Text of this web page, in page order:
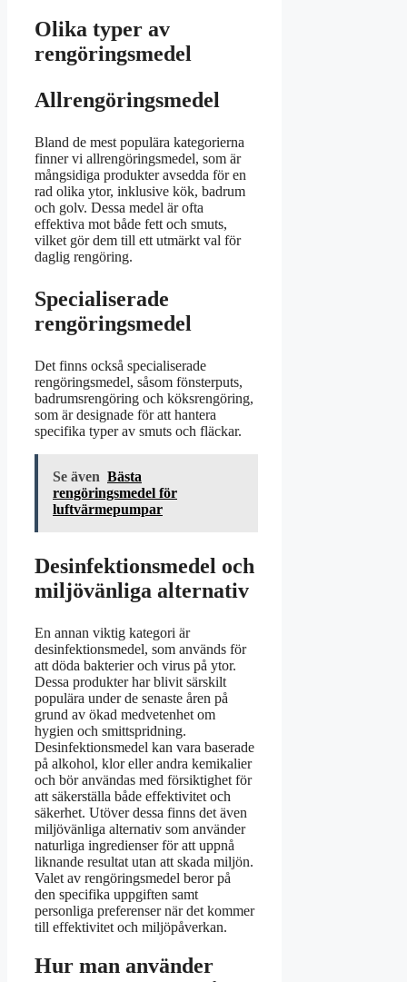
Olika typer av
rengöringsmedel
Allrengöringsmedel
Bland de mest populära kategorierna
finner vi allrengöringsmedel, som är
mångsidiga produkter avsedda för en
rad olika ytor, inklusive kök, badrum
och golv. Dessa medel är ofta
effektiva mot både fett och smuts,
vilket gör dem till ett utmärkt val för
daglig rengöring.
Specialiserade
rengöringsmedel
Det finns också specialiserade
rengöringsmedel, såsom fönsterputs,
badrumsrengöring och köksrengöring,
som är designade för att hantera
specifika typer av smuts och fläckar.
Se även Bästa
rengöringsmedel för
luftvärmepumpar
Desinfektionsmedel och
miljövänliga alternativ
En annan viktig kategori är
desinfektionsmedel, som används för
att döda bakterier och virus på ytor.
Dessa produkter har blivit särskilt
populära under de senaste åren på
grund av ökad medvetenhet om
hygien och smittspridning.
Desinfektionsmedel kan vara baserade
på alkohol, klor eller andra kemikalier
och bör användas med försiktighet för
att säkerställa både effektivitet och
säkerhet. Utöver dessa finns det även
miljövänliga alternativ som använder
naturliga ingredienser för att uppnå
liknande resultat utan att skada miljön.
Valet av rengöringsmedel beror på
den specifika uppgiften samt
personliga preferenser när det kommer
till effektivitet och miljöpåverkan.
Hur man använder